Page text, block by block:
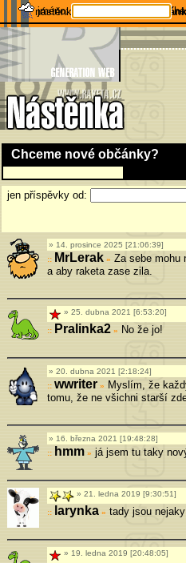
nástěnka Chceme nové
jméno:
Chceme nové občánky?
jen příspěvky od:
14. prosince 2025 [21:06:39]
MrLerak» Za sebe mohu
a aby raketa zase zila.
25. dubna 2021 [6:53:20]
Pralinka2» No že jo!
20. dubna 2021 [2:18:24]
wwriter»
Myslím, že
tomu, že ne všichni starší
16. března 2021 [19:48:28]
hmm» já jsem tu taky
21. ledna 2019 [9:30:51]
larynka» tady jsou
19. ledna 2019 [20:48:05]